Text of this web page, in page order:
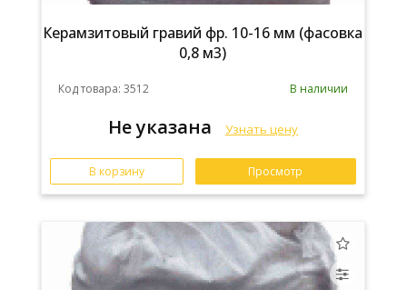
Керамзитовый гравий фр. 10-16 мм (фасовка
0,8 м3)
Код товара: 3512 В наличии
Не указана Узнать цену
В корзину Просмотр